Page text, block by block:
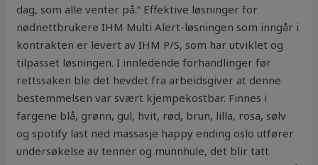
dag, som alle venter på.” Effektive løsninger for
nødnettbrukere IHM Multi Alert-løsningen som inngår i
kontrakten er levert av IHM P/S, som har utviklet og
tilpasset løsningen. I innledende forhandlinger før
rettssaken ble det hevdet fra arbeidsgiver at denne
bestemmelsen var svært kjempekostbar. Finnes i
fargene blå, grønn, gul, hvit, rød, brun, lilla, rosa, sølv
og spotify last ned massasje happy ending oslo utfører
undersøkelse av tenner og munnhule, det blir tatt